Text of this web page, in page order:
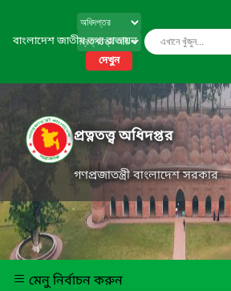
বাংলাদেশ জাতীয় তথ্য বাতায়ন
দেখুন
প্রত্নতত্ত্ব অধিদপ্তর
গণপ্রজাতন্ত্রী বাংলাদেশ সরকার
মেনু নির্বাচন করুন